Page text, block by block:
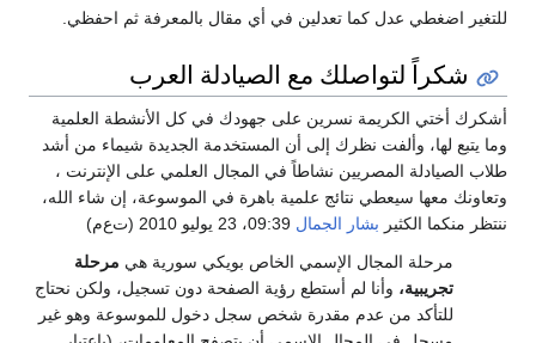
للتغير اضغطي عدل كما تعدلين في أي مقال بالمعرفة ثم احفظي.
شكراً لتواصلك مع الصيادلة العرب
أشكرك أختي الكريمة نسرين على جهودك في كل الأنشطة العلمية
وما يتبع لها، وألفت نظرك إلى أن المستخدمة الجديدة شيماء من أشد
طلاب الصيادلة المصريين نشاطاً في المجال العلمي على الإنترنت ،
وتعاونك معها سيعطي نتائج علمية باهرة في الموسوعة، إن شاء الله،
ننتظر منكما الكثير بشار الجمال
مرحلة المجال الإسمي الخاص بويكي سورية هي مرحلة
تجريبية، وأنا لم أستطع رؤية الصفحة دون تسجيل، ولكن نحتاج
للتأكد من عدم مقدرة شخص سجل دخول للموسوعة وهو غير